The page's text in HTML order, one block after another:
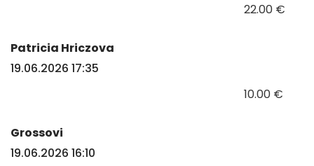
22.00 €
Patricia Hriczova
19.06.2026 17:35
10.00 €
Grossovi
19.06.2026 16:10